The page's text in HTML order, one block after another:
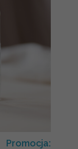
Promocja: